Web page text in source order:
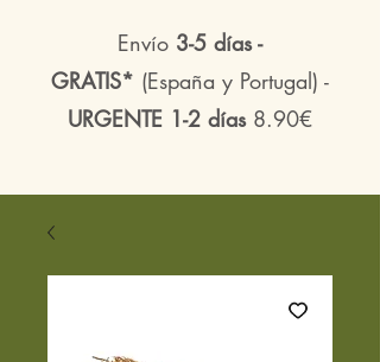
Envío 3-5 días -
GRATIS* (España y Portugal) -
URGENTE 1-2 días8.90€